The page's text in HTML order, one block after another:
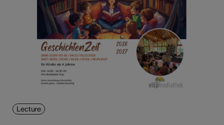
Lecture